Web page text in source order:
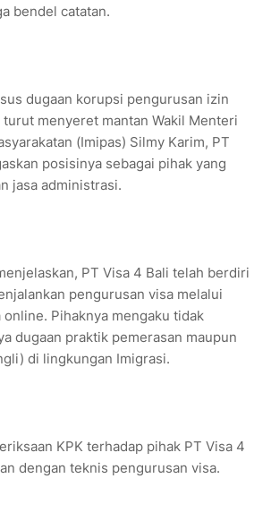
bendel catatan.
dugaan korupsi pengurusan izin
menyeret mantan Wakil Menteri
(Imipas) Silmy Karim, PT
posisinya sebagai pihak yang
jasa administrasi.
PT Visa 4 Bali telah berdiri
pengurusan visa melalui
Pihaknya mengaku tidak
dugaan praktik pemerasan maupun
di lingkungan Imigrasi.
KPK terhadap pihak PT Visa 4
dengan teknis pengurusan visa.